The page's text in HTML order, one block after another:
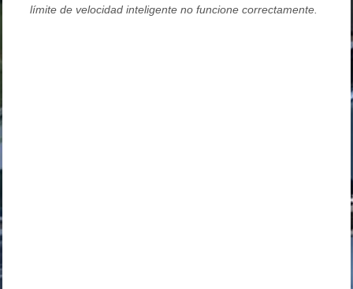
límite de velocidad inteligente no funcione correctamente.